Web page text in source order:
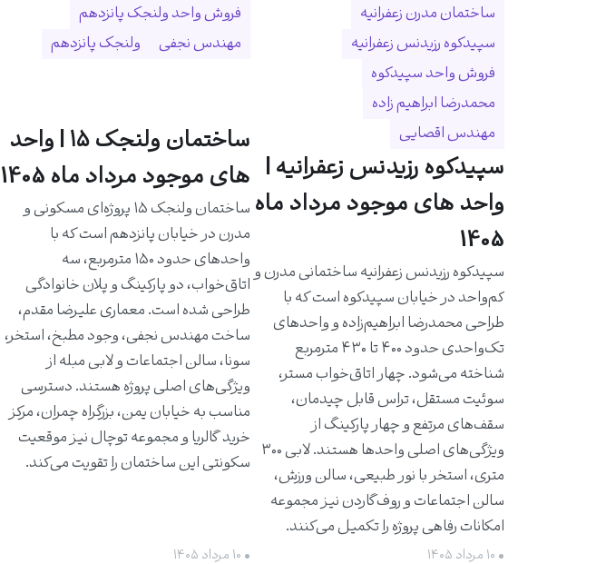
ساختمان مدرن زعفرانیه
سپیدکوه رزیدنس زعفرانیه
فروش واحد سپیدکوه
محمدرضا ابراهیم زاده
مهندس اقصایی
سپیدکوه رزیدنس زعفرانیه |
واحد های موجود مرداد ماه
1405
سپیدکوه رزیدنس زعفرانیه ساختمانی مدرن و
کم‌واحد در خیابان سپیدکوه است که با
طراحی محمدرضا ابراهیم‌زاده و واحدهای
تک‌واحدی حدود ۴۰۰ تا ۴۳۰ مترمربع
شناخته می‌شود. چهار اتاق‌خواب مستر،
سوئیت مستقل، تراس قابل چیدمان،
سقف‌های مرتفع و چهار پارکینگ از
ویژگی‌های اصلی واحدها هستند. لابی ۳۰۰
متری، استخر با نور طبیعی، سالن ورزش،
سالن اجتماعات و روف‌گاردن نیز مجموعه
امکانات رفاهی پروژه را تکمیل می‌کنند.
• ۱۰ مرداد ۱۴۰۵
فروش واحد ولنجک پانزدهم
مهندس نجفی
ولنجک پانزدهم
ساختمان ولنجک ۱۵ | واحد
های موجود مرداد ماه 1405
ساختمان ولنجک ۱۵ پروژه‌ای مسکونی و
مدرن در خیابان پانزدهم است که با
واحدهای حدود ۱۵۰ مترمربع، سه
اتاق‌خواب، دو پارکینگ و پلان خانوادگی
طراحی شده است. معماری علیرضا مقدم،
ساخت مهندس نجفی، وجود مطبخ، استخر،
سونا، سالن اجتماعات و لابی مبله از
ویژگی‌های اصلی پروژه هستند. دسترسی
مناسب به خیابان یمن، بزرگراه چمران، مرکز
خرید گالریا و مجموعه توچال نیز موقعیت
سکونتی این ساختمان را تقویت می‌کند.
• ۱۰ مرداد ۱۴۰۵